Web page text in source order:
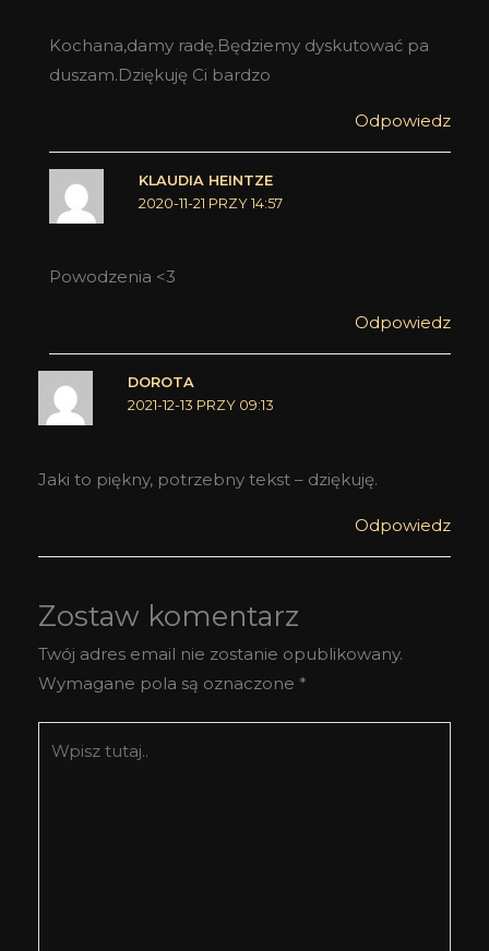
Kochana,damy radę.Będziemy dyskutować pa
duszam.Dziękuję Ci bardzo
Odpowiedz
KLAUDIA HEINTZE
2020-11-21 PRZY 14:57
Powodzenia <3
Odpowiedz
DOROTA
2021-12-13 PRZY 09:13
Jaki to piękny, potrzebny tekst – dziękuję.
Odpowiedz
Zostaw komentarz
Twój adres email nie zostanie opublikowany.
Wymagane pola są oznaczone *
tutaj..